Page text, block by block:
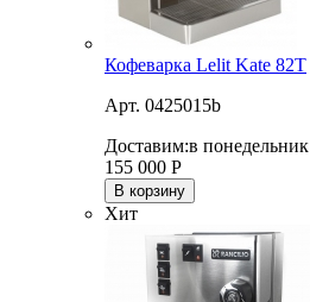
Кофеварка Lelit Kate 82T
Арт. 0425015b
Доставим:в понедельник
155 000 Р
В корзину
Хит